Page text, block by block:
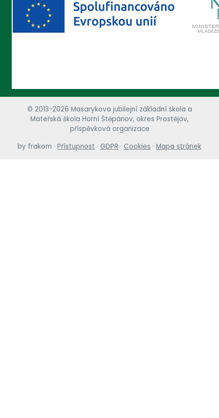
© 2013-2026 Masarykova jubilejní základní škola a
Mateřská škola Horní Štěpánov, okres Prostějov,
příspěvková organizace
by frakom · Přístupnost · GDPR · Cookies · Mapa stránek